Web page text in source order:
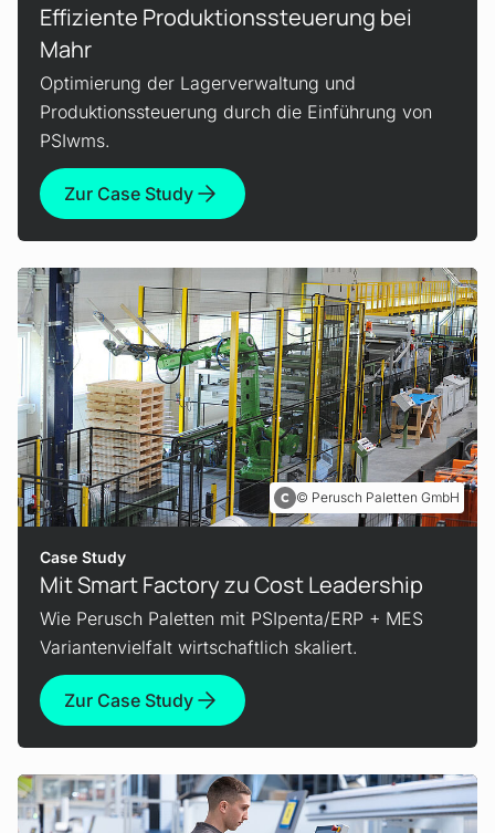
Effiziente Produktions­steuerung bei
Mahr
Optimierung der Lagerverwaltung und
Produktionssteuerung durch die Einführung von
PSIwms.
Zur Case Study
Perusch Paletten GmbH
Case Study
Mit Smart Factory zu Cost Leadership
Wie Perusch Paletten mit PSIpenta/ERP + MES
Variantenvielfalt wirtschaftlich skaliert.
Zur Case Study